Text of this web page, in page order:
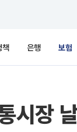
책 은행 보험
시장